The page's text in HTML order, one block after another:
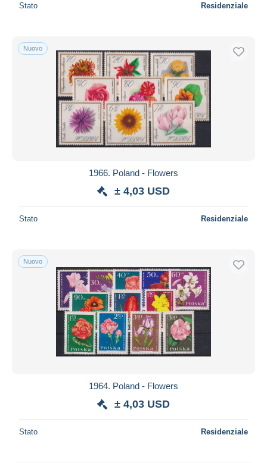
Stato Residenziale
Nuovo
1966. Poland - Flowers
± 4,03 USD
Stato Residenziale
Nuovo
1964. Poland - Flowers
± 4,03 USD
Stato Residenziale